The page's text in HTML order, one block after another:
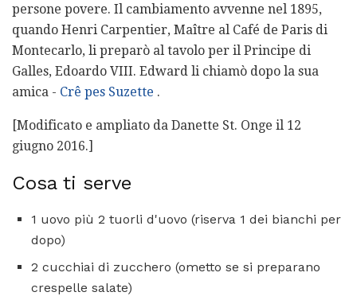
persone povere. Il cambiamento avvenne nel 1895,
quando Henri Carpentier, Maître al Café de Paris di
Montecarlo, li preparò al tavolo per il Principe di
Galles, Edoardo VIII. Edward li chiamò dopo la sua
amica - Crê pes Suzette .
[Modificato e ampliato da Danette St. Onge il 12
giugno 2016.]
Cosa ti serve
1 uovo più 2 tuorli d'uovo (riserva 1 dei bianchi per
dopo)
2 cucchiai di zucchero (ometto se si preparano
crespelle salate)